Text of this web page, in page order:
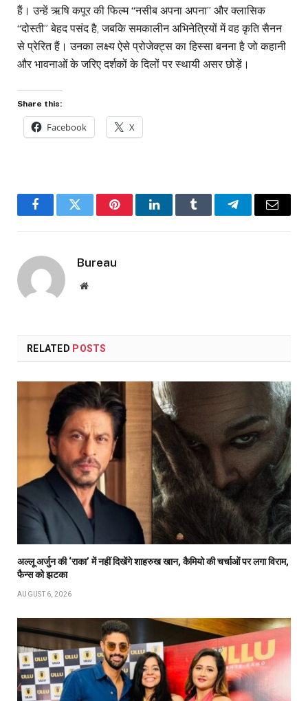
हैं। उन्हें ऋषि कपूर की फिल्म “नसीब अपना अपना” और क्लासिक
“दोस्ती” बेहद पसंद है, जबकि समकालीन अभिनेत्रियों में वह कृति सैनन
से प्रेरित हैं। उनका लक्ष्य ऐसे प्रोजेक्ट्स का हिस्सा बनना है जो कहानी
और भावनाओं के जरिए दर्शकों के दिलों पर स्थायी असर छोड़ें।
Share this:
Facebook X
FacebookTwitter PinterestLinkedInTumblr TelegramEmail
Bureau
Website
RELATED POSTS
अल्लू अर्जुन की ‘राका’ में नहीं दिखेंगे शाहरुख खान, कैमियो की चर्चाओं पर लगा विराम,
फैन्स को झटका
AUGUST 6, 2026